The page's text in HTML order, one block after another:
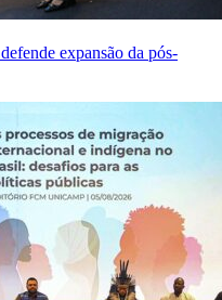
expansão da pós-